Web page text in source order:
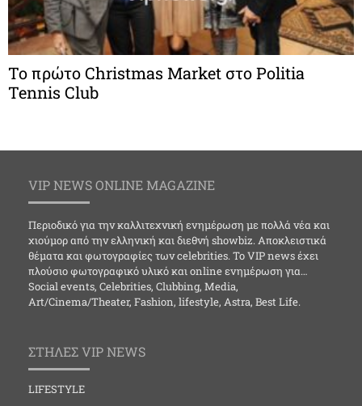
Το πρώτο Christmas Μarket στο Politia
Tennis Club
VIP NEWS ONLINE MAGAZINE
Περιοδικό για την καλλιτεχνική ενημέρωση με πολλά νέα και
χιούμορ από την ελληνική και διεθνή showbiz. Αποκλειστικά
θέματα και φωτογραφίες των celebrities. Το VIP news έχει
πλούσιο φωτογραφικό υλικό και online ενημέρωση για…
Social events, Celebrities, Clubbing, Media,
Art/Cinema/Theater, Fashion, lifestyle, Astra, Best Life.
ΣΤΗΛΕΣ VIP NEWS
LIFESTYLE